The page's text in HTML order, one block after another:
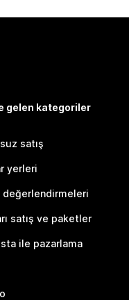
gelen kategoriler
satış
yerleri
değerlendirmeleri
satış ve paketler
ile pazarlama